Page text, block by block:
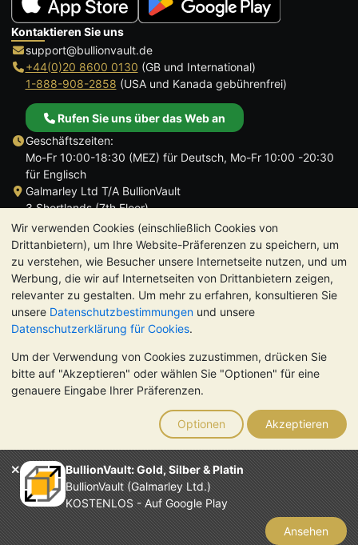
Wir verwenden Cookies (einschließlich Cookies von
Drittanbietern), um Ihre Website-Präferenzen zu speichern, um
zu verstehen, wie Besucher unsere Internetseite nutzen, und um
Werbung, die wir auf Internetseiten von Drittanbietern zeigen,
relevanter zu gestalten. Um mehr zu erfahren, konsultieren Sie
unsere Datenschutzbestimmungen und unsere
Datenschutzerklärung für Cookies.
Um der Verwendung von Cookies zuzustimmen, drücken Sie
bitte auf "Akzeptieren" oder wählen Sie "Optionen" für eine
genauere Eingabe Ihrer Präferenzen.
Optionen Akzeptieren
BullionVault: Gold, Silber & Platin
BullionVault (Galmarley Ltd.)
KOSTENLOS - Auf Google Play
Ansehen
Kontaktieren Sie uns
support@bullionvault.de
+44(0)20 8600 0130 (GB und International)
1-888-908-2858 (USA und Kanada gebührenfrei)
Rufen Sie uns über das Web an
Geschäftszeiten:
Mo-Fr 10:00-18:30 (MEZ) für Deutsch, Mo-Fr 10:00 -20:30
für Englisch
Galmarley Ltd T/A BullionVault
3 Shortlands (7th Floor)
Hammersmith
London
W6 8DA
Großbritannien
TrustScore 4.8 | 724 Bewertungen
BITTE BEACHTEN SIE: Der Wert von Edelmetallen kann sowohl
steigen als auch fallen. Historische Trends sind keine Garantie
für zukünftige Preisentwicklungen. Nichts auf den Webseiten
von BullionVault oder in der Kommunikation stellt eine
Anlageberatung dar. Sie sollten sich von einem Fachmann
beraten lassen, um zu sehen, ob der Besitz von Edelmetallen
das Richtige für Sie ist.
Galmarley Ltd. (Handelsname BullionVault) ist registriert in
England und Wales unter der Steuernummer 4943684
BullionVault Ltd © 2026